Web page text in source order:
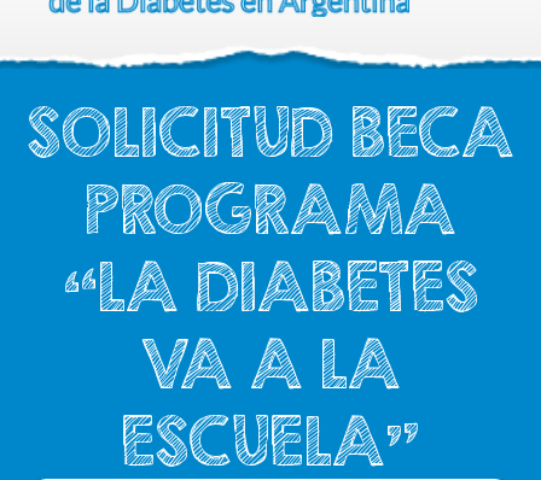
SOLICITUD BECA
PROGRAMA
“LA DIABETES
VA A LA
ESCUELA”